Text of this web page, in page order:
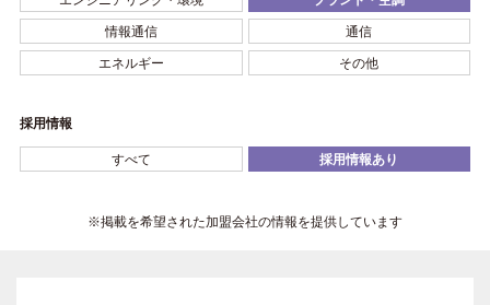
情報通信 通信
エネルギー その他
採用情報
すべて 採用情報あり
※掲載を希望された加盟会社の情報を提供しています